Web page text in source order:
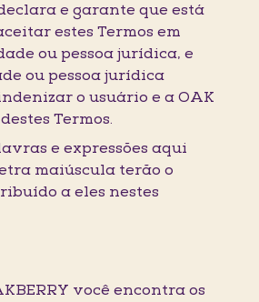
e garante que está
estes Termos em
ou pessoa jurídica, e
ou pessoa jurídica
o usuário e a OAK
Termos.
e expressões aqui
maiúscula terão o
a eles nestes
você encontra os